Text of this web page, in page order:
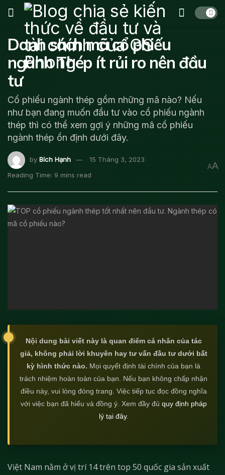
Danh sách mã cổ phiếu
ngành Thép ít rủi ro nên đầu
tư
Cổ phiếu ngành thép gồm những mã nào? Nếu
như bạn đang muốn đầu tư vào cổ phiếu ngành
thép thì có thể xem gợi ý những mã cổ phiếu
ngành thép ổn định dưới đây.
by Bích Hạnh
15 Tháng 3, 2023
Reading Time: 9 mins read
AA
Nội dung bài viết này là quan điểm cá nhân của tác
giả, không phải lời khuyên hay tư vấn đầu tư dưới bất
kỳ hình thức nào. Mọi quyết định tài chính của bạn là
trách nhiệm hoàn toàn của bạn. Nếu bạn không chấp nhận
điều này, vui lòng đóng trang. Việc tiếp tục đọc đồng nghĩa
với việc bạn đã hiểu và đồng ý. Xem đầy đủ quy định pháp
lý tại đây.
Việt Nam nằm ở vị trí 14 trên top 50 quốc gia sản xuất